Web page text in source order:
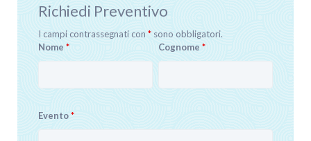
Richiedi Preventivo
I campi contrassegnati con * sono obbligatori.
Nome * Cognome*
Evento*